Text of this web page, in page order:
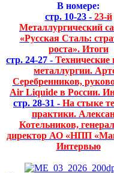
В номере:
стр. 10-23 -23-й
Металлургический
«Русская Сталь:
роста». Итоги
стр. 24-27 - Технические
металлургии.
Серебренников,
Air Liquide в России.
стр. 28-31 - На стыке
практики.
Котельников,
директор АО «НПП
Интервью